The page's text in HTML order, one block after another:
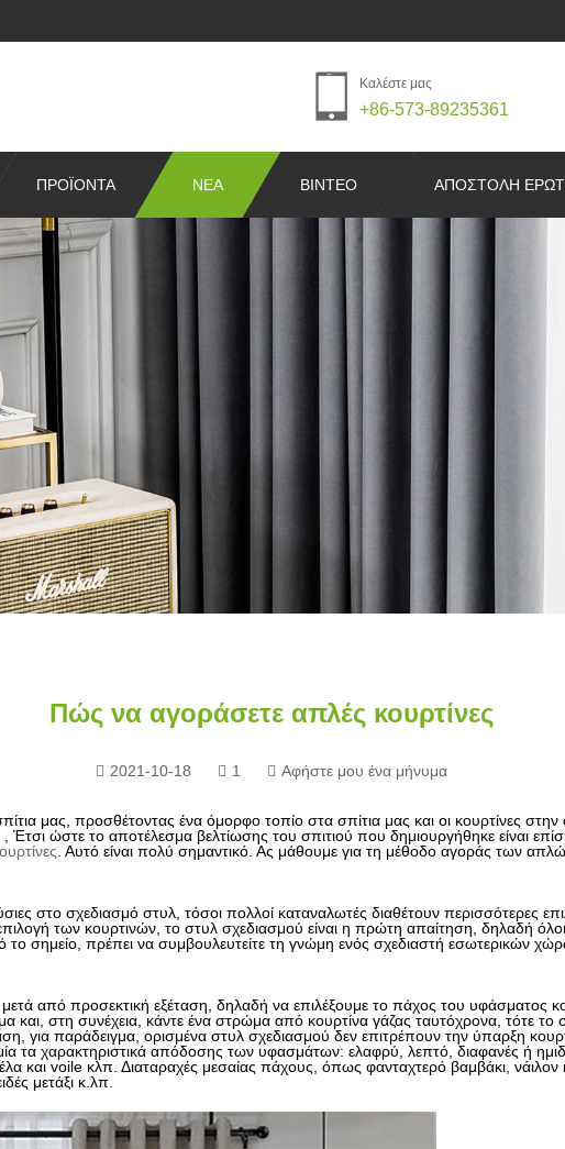
Καλέστε μας
+86-573-89235361
ΠΡΟΪΌΝΤΑ ΝΈΑ ΒΊΝΤΕΟ ΑΠΟΣΤΟΛΉ
Πώς να αγοράσετε απλές κουρτίνες
2021-10-18 1 Αφήστε μου ένα μήνυμα
μας, προσθέτοντας ένα όμορφο τοπίο στα σπίτια μας και οι κουρτίνες
Έτσι ώστε το αποτέλεσμα βελτίωσης του σπιτιού που δημιουργήθηκε είναι
. Αυτό είναι πολύ σημαντικό. Ας μάθουμε για τη μέθοδο αγοράς των
στο σχεδιασμό στυλ, τόσοι πολλοί καταναλωτές διαθέτουν περισσότερες
των κουρτινών, το στυλ σχεδιασμού είναι η πρώτη απαίτηση, δηλαδή
το σημείο, πρέπει να συμβουλευτείτε τη γνώμη ενός σχεδιαστή εσωτερικών
από προσεκτική εξέταση, δηλαδή να επιλέξουμε το πάχος του υφάσματος
στη συνέχεια, κάντε ένα στρώμα από κουρτίνα γάζας ταυτόχρονα, τότε το
για παράδειγμα, ορισμένα στυλ σχεδιασμού δεν επιτρέπουν την ύπαρξη
τα χαρακτηριστικά απόδοσης των υφασμάτων: ελαφρύ, λεπτό, διαφανές ή
και voile κλπ. Διαταραχές μεσαίας πάχους, όπως φανταχτερό βαμβάκι,
μετάξι κ.λπ.